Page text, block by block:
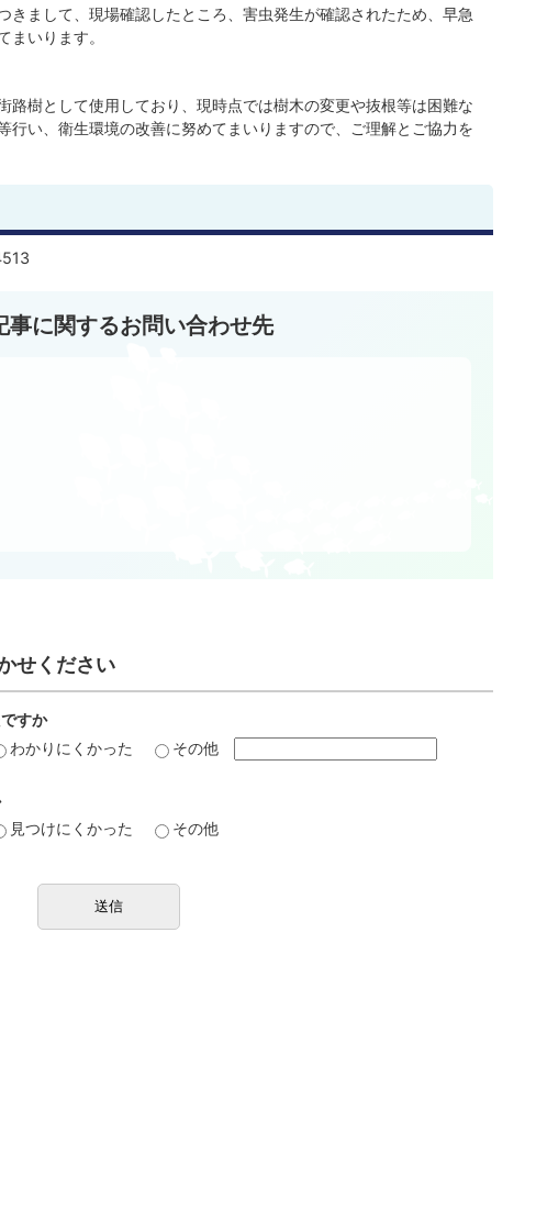
きまして、現場確認したところ、害虫発生が確認されたため、早急
まいります。
路樹として使用しており、現時点では樹木の変更や抜根等は困難な
行い、衛生環境の改善に努めてまいりますので、ご理解とご協力を
事に関するお問い合わせ先
せください
すか
わかりにくかった その他
見つけにくかった その他